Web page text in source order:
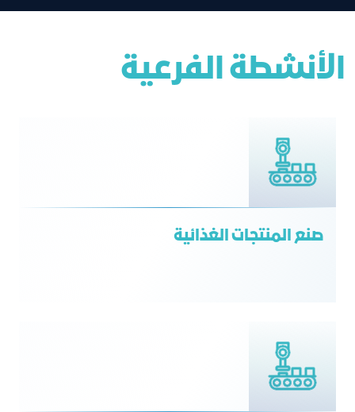
الأنشطة الفرعية
صنع المنتجات الغذائية